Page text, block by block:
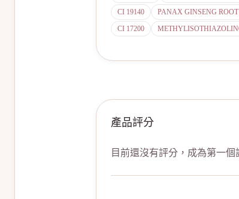
CI 19140
PANAX GINSENG
CI 17200
產品評分
目前還沒有評分，成為第一個